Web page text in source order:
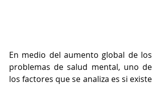
En medio del aumento global de los
problemas de salud mental, uno de
los factores que se analiza es si existe